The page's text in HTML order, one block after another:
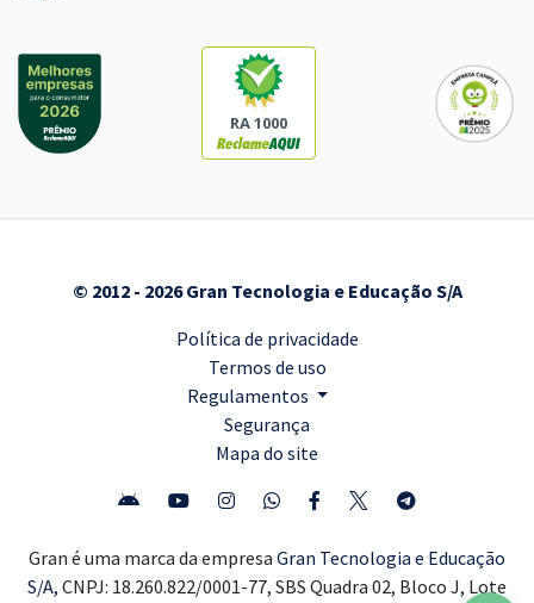
RA 1000
© 2012 - 2026 Gran Tecnologia e Educação S/A
Política de privacidade
Termos de uso
Regulamentos
Segurança
Mapa do site
Gran é uma marca da empresa Gran Tecnologia e Educação
S/A, CNPJ: 18.260.822/0001-77, SBS Quadra 02, Bloco J, Lote